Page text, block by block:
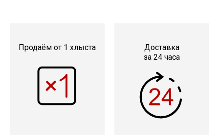
Продаём от 1 хлыста
Доставка
за 24 часа